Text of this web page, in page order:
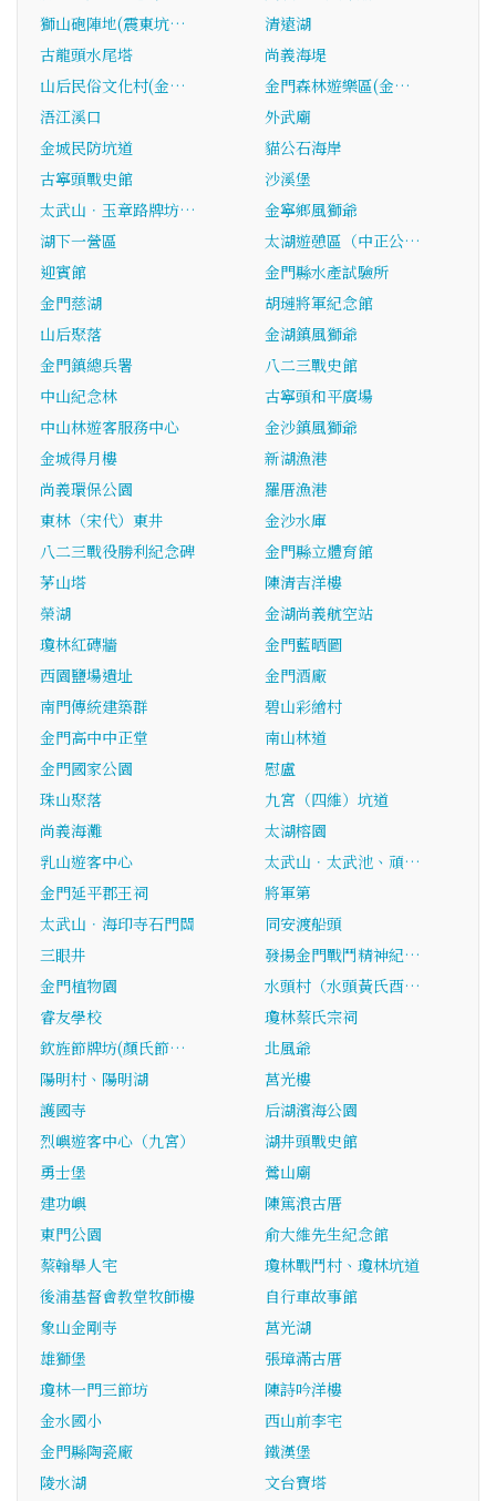
獅山砲陣地(震東坑…
清遠湖
古龍頭水尾塔
尚義海堤
山后民俗文化村(金…
金門森林遊樂區(金…
浯江溪口
外武廟
金城民防坑道
貓公石海岸
古寧頭戰史館
沙溪堡
太武山．玉章路牌坊…
金寧鄉風獅爺
湖下一營區
太湖遊憩區（中正公…
迎賓館
金門縣水產試驗所
金門慈湖
胡璉將軍紀念館
山后聚落
金湖鎮風獅爺
金門鎮總兵署
八二三戰史館
中山紀念林
古寧頭和平廣場
中山林遊客服務中心
金沙鎮風獅爺
金城得月樓
新湖漁港
尚義環保公園
羅厝漁港
東林（宋代）東井
金沙水庫
八二三戰役勝利紀念碑
金門縣立體育館
茅山塔
陳清吉洋樓
榮湖
金湖尚義航空站
瓊林紅磚牆
金門藍晒圖
西園鹽場遺址
金門酒廠
南門傳統建築群
碧山彩繪村
金門高中中正堂
南山林道
金門國家公園
慰盧
珠山聚落
九宮（四維）坑道
尚義海灘
太湖榕園
乳山遊客中心
太武山．太武池、頑…
金門延平郡王祠
將軍第
太武山．海印寺石門關
同安渡船頭
三眼井
發揚金門戰鬥精神紀…
金門植物園
水頭村（水頭黃氏酉…
睿友學校
瓊林蔡氏宗祠
欽旌節牌坊(顏氏節…
北風爺
陽明村、陽明湖
莒光樓
護國寺
后湖濱海公園
烈嶼遊客中心（九宮）
湖井頭戰史館
勇士堡
鶯山廟
建功嶼
陳篤浪古厝
東門公園
俞大維先生紀念館
蔡翰舉人宅
瓊林戰鬥村、瓊林坑道
後浦基督會教堂牧師樓
自行車故事館
象山金剛寺
莒光湖
雄獅堡
張璋滿古厝
瓊林一門三節坊
陳詩吟洋樓
金水國小
西山前李宅
金門縣陶瓷廠
鐵漢堡
陵水湖
文台寶塔